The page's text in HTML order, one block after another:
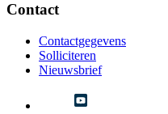
Contact
Contactgegevens
Solliciteren
Nieuwsbrief